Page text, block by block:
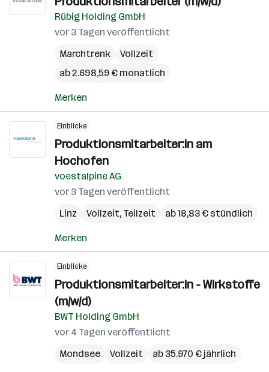
Rübig Holding GmbH
vor 3 Tagen veröffentlicht
Marchtrenk
Vollzeit
ab 2.698,59 € monatlich
Merken
Einblicke
Produktionsmitarbeiter:in am
Hochofen
voestalpine AG
vor 3 Tagen veröffentlicht
Linz
Vollzeit, Teilzeit ab 18,83 € stündlich
Merken
Einblicke
Produktionsmitarbeiter:in - Wirkstoffe
(m/w/d)
BWT Holding GmbH
vor 4 Tagen veröffentlicht
Mondsee
Vollzeit ab 35.970 € jährlich